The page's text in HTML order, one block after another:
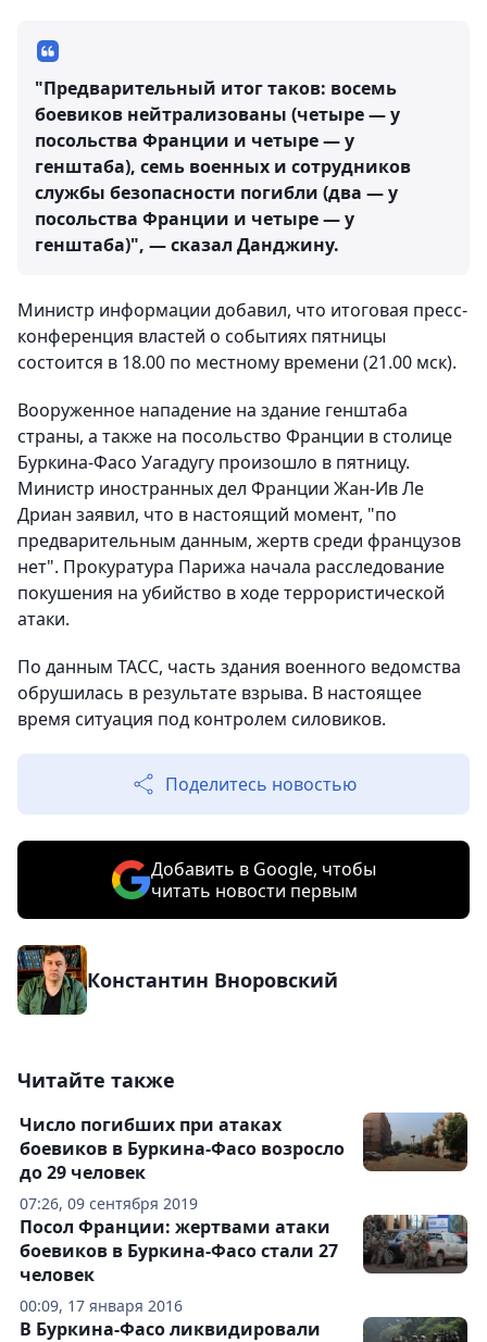
"Предварительный итог таков: восемь
боевиков нейтрализованы (четыре — у
посольства Франции и четыре — у
генштаба), семь военных и сотрудников
службы безопасности погибли (два — у
посольства Франции и четыре — у
генштаба)", — сказал Данджину.
Министр информации добавил, что итоговая пресс-
конференция властей о событиях пятницы
состоится в 18.00 по местному времени (21.00 мск).
Вооруженное нападение на здание генштаба
страны, а также на посольство Франции в столице
Буркина-Фасо Уагадугу произошло в пятницу.
Министр иностранных дел Франции Жан-Ив Ле
Дриан заявил, что в настоящий момент, "по
предварительным данным, жертв среди французов
нет". Прокуратура Парижа начала расследование
покушения на убийство в ходе террористической
атаки.
По данным ТАСС, часть здания военного ведомства
обрушилась в результате взрыва. В настоящее
время ситуация под контролем силовиков.
Поделитесь новостью
Добавить в Google, чтобы
читать новости первым
Константин Вноровский
Читайте также
07:26, 09 сентября 2019
Число погибших при атаках
боевиков в Буркина-Фасо возросло
до 29 человек
00:09, 17 января 2016
Посол Франции: жертвами атаки
боевиков в Буркина-Фасо стали 27
человек
В Буркина-Фасо ликвидировали